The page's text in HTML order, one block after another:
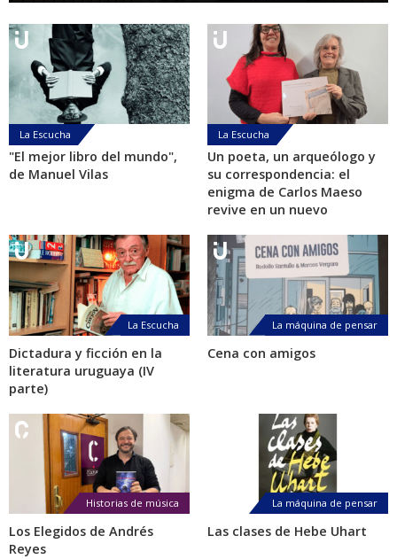
La Escucha
"El mejor libro del mundo",
de Manuel Vilas
La Escucha
Un poeta, un arqueólogo y
su correspondencia: el
enigma de Carlos Maeso
revive en un nuevo
La Escucha
Dictadura y ficción en la
literatura uruguaya (IV
parte)
La máquina de pensar
Cena con amigos
Historias de música
Los Elegidos de Andrés
Reyes
La máquina de pensar
Las clases de Hebe Uhart